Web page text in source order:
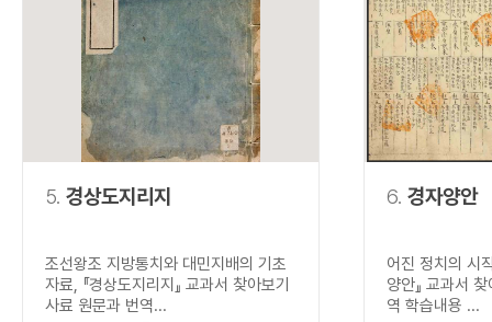
5. 경상도지리지
조선왕조 지방통치와 대민지배의 기초
자료, 『경상도지리지』 교과서 찾아보기
사료 원문과 번역...
6. 경자양안
어진 정치의 시
양안』 교과서
역 학습내용 ...